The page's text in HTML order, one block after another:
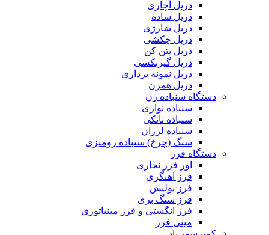
دریل آچاری
دریل ساده
دریل شارژی
دریل چکشی
دریل بتن کن
دریل گیربکسی
دریل نمونه برداری
دریل همزن
دستگاه سنباده زن
سنباده نواری
سنباده تانکی
سنباده لرزان
سنگ (چرخ) سنباده رومیزی
دستگاه فرز
اور فرز نجاری
فرز آهنگری
فرز پولیش
فرز سنگ بری
فرز انگشتی و فرز مینیاتوری
مینی فرز